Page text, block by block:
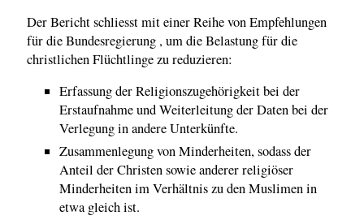
Der Bericht schliesst mit einer Reihe von Empfehlungen
für die Bundesregierung , um die Belastung für die
christlichen Flüchtlinge zu reduzieren:
Erfassung der Religionszugehörigkeit bei der
Erstaufnahme und Weiterleitung der Daten bei der
Verlegung in andere Unterkünfte.
Zusammenlegung von Minderheiten, sodass der
Anteil der Christen sowie anderer religiöser
Minderheiten im Verhältnis zu den Muslimen in
etwa gleich ist.